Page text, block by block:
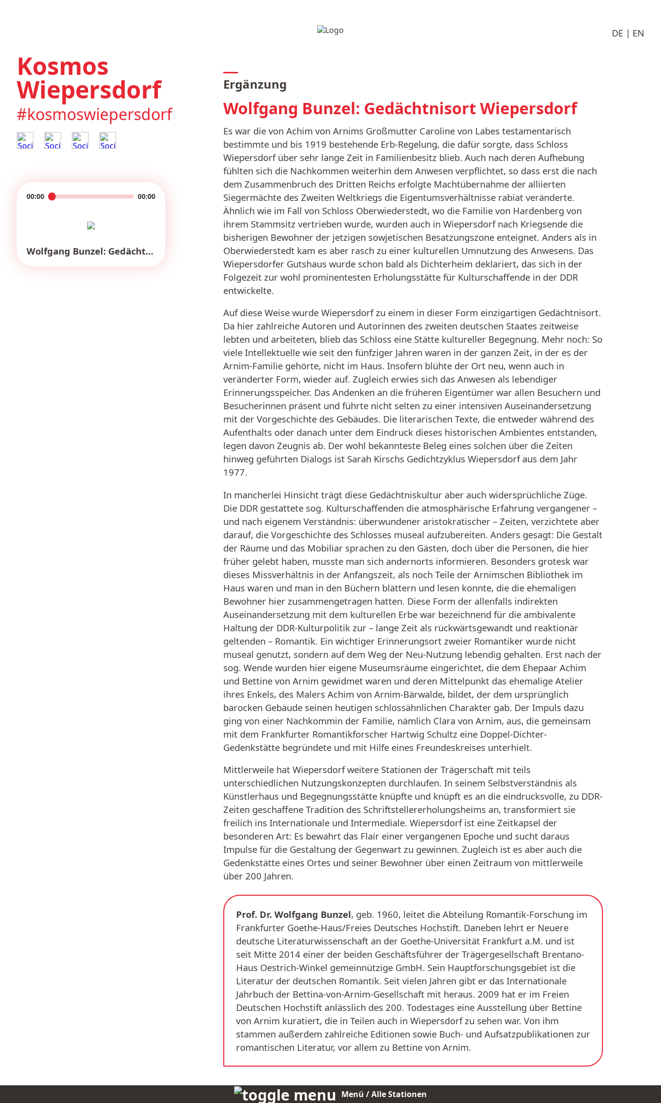
DE EN
Kosmos
Wiepersdorf
#kosmoswiepersdorf
00:00 00:00
Wolfgang Bunzel: Gedächtnisort Wiepersdorf
Ergänzung
Wolfgang Bunzel: Gedächtnisort Wiepersdorf
Es war die von Achim von Arnims Großmutter Caroline von Labes testamentarisch
bestimmte und bis 1919 bestehende Erb-Regelung, die dafür sorgte, dass Schloss
Wiepersdorf über sehr lange Zeit in Familienbesitz blieb. Auch nach deren Aufhebung
fühlten sich die Nachkommen weiterhin dem Anwesen verpflichtet, so dass erst die nach
dem Zusammenbruch des Dritten Reichs erfolgte Machtübernahme der alliierten
Siegermächte des Zweiten Weltkriegs die Eigentumsverhältnisse rabiat veränderte.
Ähnlich wie im Fall von Schloss Oberwiederstedt, wo die Familie von Hardenberg von
ihrem Stammsitz vertrieben wurde, wurden auch in Wiepersdorf nach Kriegsende die
bisherigen Bewohner der jetzigen sowjetischen Besatzungszone enteignet. Anders als in
Oberwiederstedt kam es aber rasch zu einer kulturellen Umnutzung des Anwesens. Das
Wiepersdorfer Gutshaus wurde schon bald als Dichterheim deklariert, das sich in der
Folgezeit zur wohl prominentesten Erholungsstätte für Kulturschaffende in der DDR
entwickelte.
Auf diese Weise wurde Wiepersdorf zu einem in dieser Form einzigartigen Gedächtnisort.
Da hier zahlreiche Autoren und Autorinnen des zweiten deutschen Staates zeitweise
lebten und arbeiteten, blieb das Schloss eine Stätte kultureller Begegnung. Mehr noch: So
viele Intellektuelle wie seit den fünfziger Jahren waren in der ganzen Zeit, in der es der
Arnim-Familie gehörte, nicht im Haus. Insofern blühte der Ort neu, wenn auch in
veränderter Form, wieder auf. Zugleich erwies sich das Anwesen als lebendiger
Erinnerungsspeicher. Das Andenken an die früheren Eigentümer war allen Besuchern und
Besucherinnen präsent und führte nicht selten zu einer intensiven Auseinandersetzung
mit der Vorgeschichte des Gebäudes. Die literarischen Texte, die entweder während des
Aufenthalts oder danach unter dem Eindruck dieses historischen Ambientes entstanden,
legen davon Zeugnis ab. Der wohl bekannteste Beleg eines solchen über die Zeiten
hinweg geführten Dialogs ist Sarah Kirschs Gedichtzyklus Wiepersdorf aus dem Jahr
1977.
In mancherlei Hinsicht trägt diese Gedächtniskultur aber auch widersprüchliche Züge.
Die DDR gestattete sog. Kulturschaffenden die atmosphärische Erfahrung vergangener –
und nach eigenem Verständnis: überwundener aristokratischer – Zeiten, verzichtete aber
darauf, die Vorgeschichte des Schlosses museal aufzubereiten. Anders gesagt: Die Gestalt
der Räume und das Mobiliar sprachen zu den Gästen, doch über die Personen, die hier
früher gelebt haben, musste man sich andernorts informieren. Besonders grotesk war
dieses Missverhältnis in der Anfangszeit, als noch Teile der Arnimschen Bibliothek im
Haus waren und man in den Büchern blättern und lesen konnte, die die ehemaligen
Bewohner hier zusammengetragen hatten. Diese Form der allenfalls indirekten
Auseinandersetzung mit dem kulturellen Erbe war bezeichnend für die ambivalente
Haltung der DDR-Kulturpolitik zur – lange Zeit als rückwärtsgewandt und reaktionär
geltenden – Romantik. Ein wichtiger Erinnerungsort zweier Romantiker wurde nicht
museal genutzt, sondern auf dem Weg der Neu-Nutzung lebendig gehalten. Erst nach der
sog. Wende wurden hier eigene Museumsräume eingerichtet, die dem Ehepaar Achim
und Bettine von Arnim gewidmet waren und deren Mittelpunkt das ehemalige Atelier
ihres Enkels, des Malers Achim von Arnim-Bärwalde, bildet, der dem ursprünglich
barocken Gebäude seinen heutigen schlossähnlichen Charakter gab. Der Impuls dazu
ging von einer Nachkommin der Familie, nämlich Clara von Arnim, aus, die gemeinsam
mit dem Frankfurter Romantikforscher Hartwig Schultz eine Doppel-Dichter-
Gedenkstätte begründete und mit Hilfe eines Freundeskreises unterhielt.
Mittlerweile hat Wiepersdorf weitere Stationen der Trägerschaft mit teils
unterschiedlichen Nutzungskonzepten durchlaufen. In seinem Selbstverständnis als
Künstlerhaus und Begegnungsstätte knüpfte und knüpft es an die eindrucksvolle, zu DDR-
Zeiten geschaffene Tradition des Schriftstellererholungsheims an, transformiert sie
freilich ins Internationale und Intermediale. Wiepersdorf ist eine Zeitkapsel der
besonderen Art: Es bewahrt das Flair einer vergangenen Epoche und sucht daraus
Impulse für die Gestaltung der Gegenwart zu gewinnen. Zugleich ist es aber auch die
Gedenkstätte eines Ortes und seiner Bewohner über einen Zeitraum von mittlerweile
über 200 Jahren.
Prof. Dr. Wolfgang Bunzel, geb. 1960, leitet die Abteilung Romantik-Forschung im
Frankfurter Goethe-Haus/Freies Deutsches Hochstift. Daneben lehrt er Neuere
deutsche Literaturwissenschaft an der Goethe-Universität Frankfurt a.M. und ist
seit Mitte 2014 einer der beiden Geschäftsführer der Trägergesellschaft Brentano-
Haus Oestrich-Winkel gemeinnützige GmbH. Sein Hauptforschungsgebiet ist die
Literatur der deutschen Romantik. Seit vielen Jahren gibt er das Internationale
Jahrbuch der Bettina-von-Arnim-Gesellschaft mit heraus. 2009 hat er im Freien
Deutschen Hochstift anlässlich des 200. Todestages eine Ausstellung über Bettine
von Arnim kuratiert, die in Teilen auch in Wiepersdorf zu sehen war. Von ihm
stammen außerdem zahlreiche Editionen sowie Buch- und Aufsatzpublikationen zur
romantischen Literatur, vor allem zu Bettine von Arnim.
Menü / Alle Stationen